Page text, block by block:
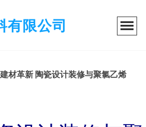
有限公司
建材革新 陶瓷设计装修与聚氯乙烯